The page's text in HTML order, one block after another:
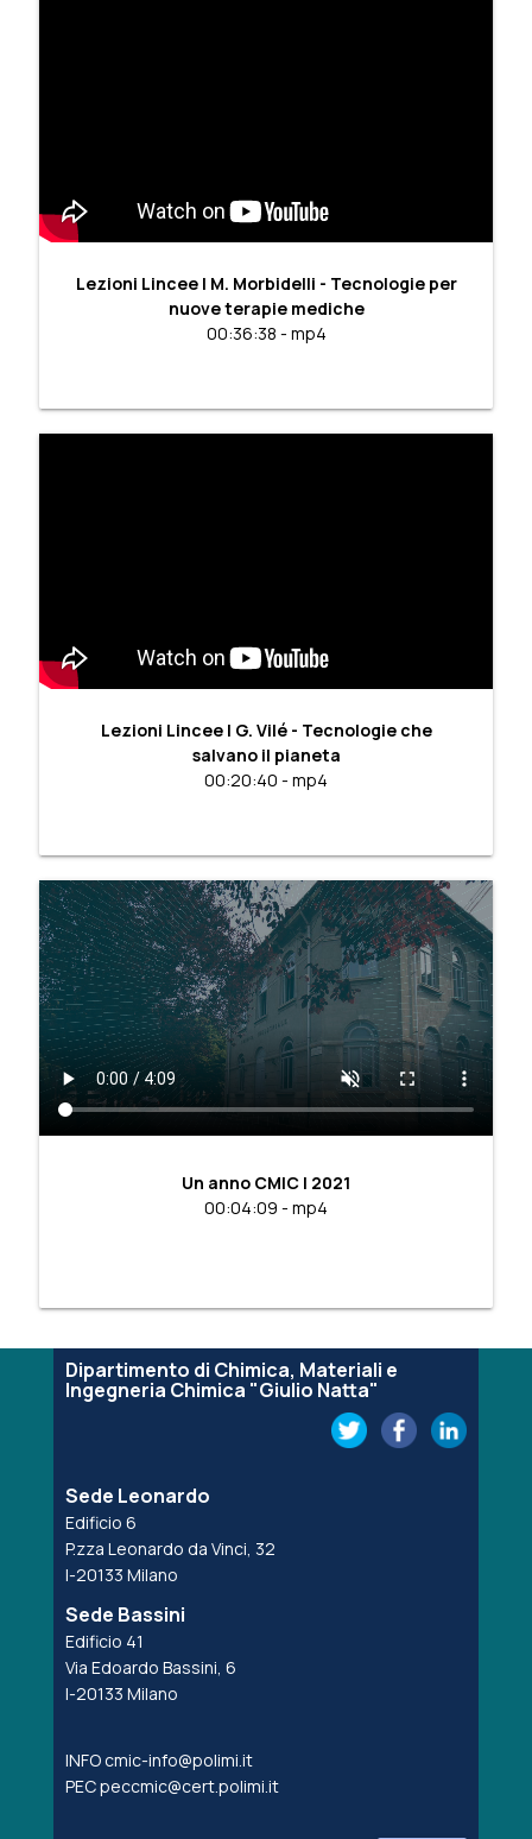
Lezioni Lincee | M. Morbidelli - Tecnologie per
nuove terapie mediche
00:36:38 - mp4
Lezioni Lincee | G. Vilé - Tecnologie che
salvano il pianeta
00:20:40 - mp4
Un anno CMIC | 2021
00:04:09 - mp4
Dipartimento di Chimica, Materiali e
Ingegneria Chimica "Giulio Natta"
Sede Leonardo
Edificio 6
P.zza Leonardo da Vinci, 32
I-20133 Milano
Sede Bassini
Edificio 41
Via Edoardo Bassini, 6
I-20133 Milano
INFO cmic-info@polimi.it
PECpeccmic@cert.polimi.it